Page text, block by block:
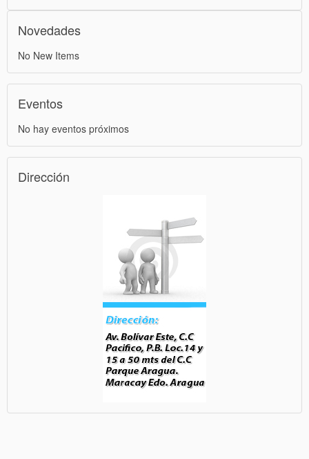
Novedades
No New Items
Eventos
No hay eventos próximos
Dirección